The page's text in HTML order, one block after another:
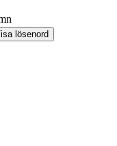
lösenord